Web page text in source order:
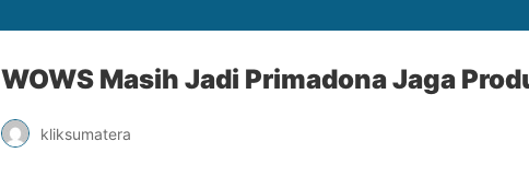
WOWS Masih Jadi Primadona Jaga
kliksumatera